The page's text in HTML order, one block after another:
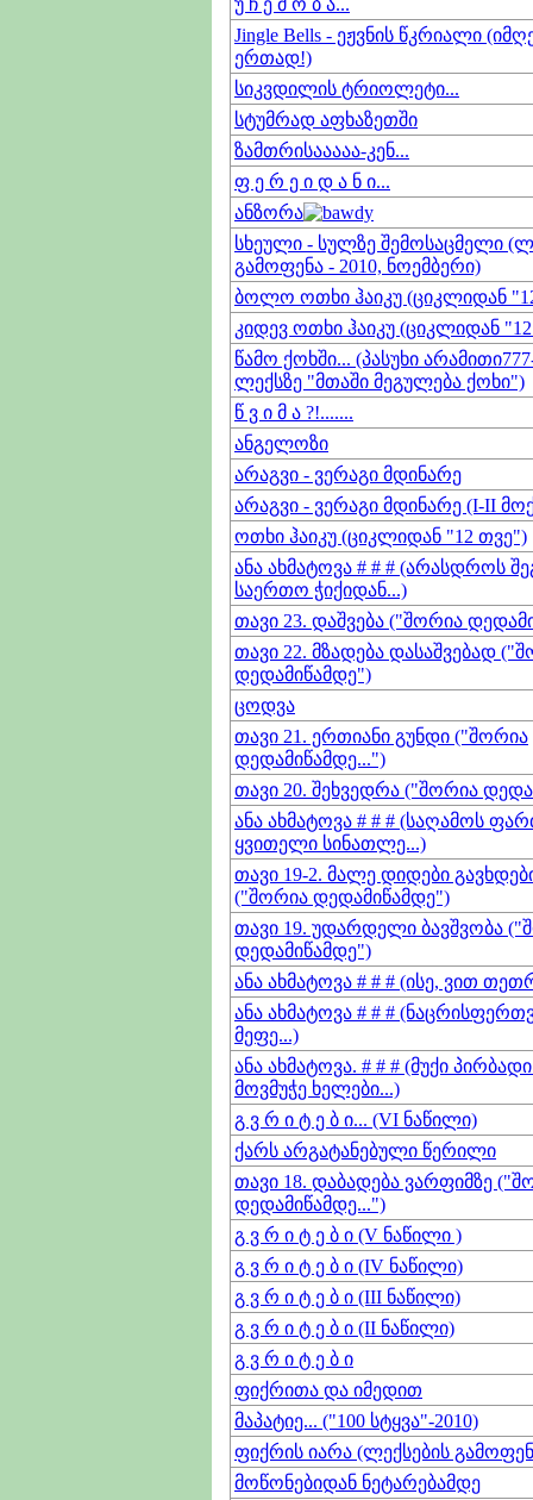
უ ჩ ე მ ო ბ ა...
Jingle Bells - ეჟვნის წკრიალი
ერთად!)
სიკვდილის ტრიოლეტი...
სტუმრად აფხაზეთში
ზამთრისააააა-კენ...
ფ ე რ ე ი დ ა ნ ი...
ანზორა
სხეული - სულზე შემოსაცმელი
გამოფენა - 2010, ნოემბერი)
ბოლო ოთხი ჰაიკუ (ციკლიდან
კიდევ ოთხი ჰაიკუ (ციკლიდან
წამო ქოხში... (პასუხი
ლექსზე "მთაში მეგულება ქოხი")
წ ვ ი მ ა ?!.......
ანგელოზი
არაგვი - ვერაგი მდინარე
არაგვი - ვერაგი მდინარე (I-II
ოთხი ჰაიკუ (ციკლიდან "12 თვე")
ანა ახმატოვა # # # (არასდროს
საერთო ჭიქიდან...)
თავი 23. დაშვება ("შორია
თავი 22. მზადება დასაშვებად
დედამიწამდე")
ცოდვა
თავი 21. ერთიანი გუნდი ("შორია
დედამიწამდე...")
თავი 20. შეხვედრა ("შორია
ანა ახმატოვა # # # (საღამოს
ყვითელი სინათლე...)
თავი 19-2. მალე დიდები
("შორია დედამიწამდე")
თავი 19. უდარდელი ბავშვობა
დედამიწამდე")
ანა ახმატოვა # # # (ისე, ვით
ანა ახმატოვა # # #
მეფე...)
ანა ახმატოვა. # # # (მუქი
მოვმუჭე ხელები...)
გ ვ რ ი ტ ე ბ ი... (VI ნაწილი)
ქარს არგატანებული წერილი
თავი 18. დაბადება ვარფიმზე
დედამიწამდე...")
გ ვ რ ი ტ ე ბ ი (V ნაწილი )
გ ვ რ ი ტ ე ბ ი (IV ნაწილი)
გ ვ რ ი ტ ე ბ ი (III ნაწილი)
გ ვ რ ი ტ ე ბ ი (II ნაწილი)
გ ვ რ ი ტ ე ბ ი
ფიქრითა და იმედით
მაპატიე... ("100 სტყვა"-2010)
ფიქრის იარა (ლექსების
მოწონებიდან ნეტარებამდე